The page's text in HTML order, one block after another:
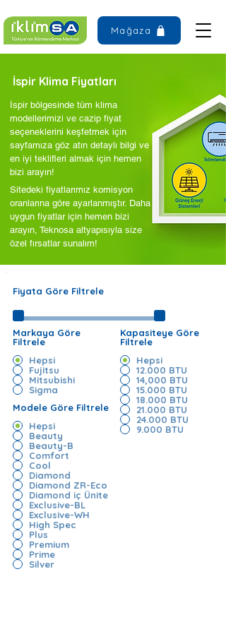
Mağaza
İspir Klima Fiyatları
İspir bölgesinde tüm klima
modellerimizi ve cazip fiyat
seçeneklerini keşfetmek için
sayfamıza göz atın detaylı bilgi ve
en iyi teklifleri almak için hemen
bizi arayın!
Sitedeki fiyatlarımız komisyon
oranlarına göre ayarlanmıştır. Daha
uygun fiyatlar için hemen bizi
arayın, Teknosa altyapısıyla size
özel fırsatlar sunalım!
Fiyata Göre Filtrele
Markaya Göre
Filtrele
Hepsi
Fujitsu
Mitsubishi
Sigma
Modele Göre Filtrele
Hepsi
Beauty
Beauty-B
Comfort
Cool
Diamond
Diamond ZR-Eco
Diamond iç Ünite
Exclusive-BL
Exclusive-WH
High Spec
Plus
Premium
Prime
Silver
Kapasiteye Göre
Filtrele
Hepsi
12.000 BTU
14,000 BTU
15.000 BTU
18.000 BTU
21.000 BTU
24.000 BTU
9.000 BTU